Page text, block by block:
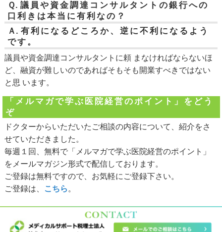
Ｑ. 議員や資金調達コンサルタントの銀行への
口利きは本当に有利なの？
Ａ. 有利になるどころか、逆に不利になるよう
です。
議員や資金調達コンサルタントに頼 まなければならないほ
ど、融資が難しいのであればそもそも開業すべきではない
と思 います。
「メルマガで学ぶ医院経営のポイント」をどう
ぞ
ドクターからいただいたご相談の内容について、紹介をさ
せていただきました。
毎週１回、無料で「メルマガで学ぶ医院経営のポイント」
をメールマガジン形式で配信しております。
ご登録は無料ですので、お気軽にご登録下さい。
ご登録は、
こちら 。